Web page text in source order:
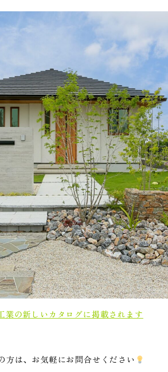
業の新しいカタログに掲載されます
方は、お気軽にお問合せください